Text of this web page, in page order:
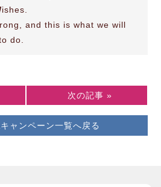
ishes.
and this is what we will
do.
ャンペーン一覧へ戻る
次の記事 »